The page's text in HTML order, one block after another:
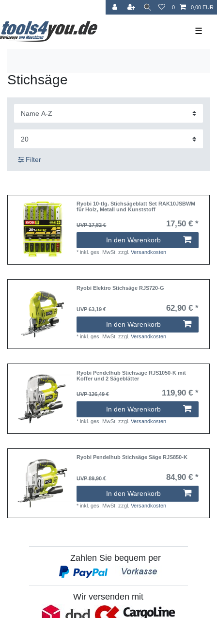
0 0,00 EUR
☰
Stichsäge
Filter
Ryobi 10-tlg. Stichsägeblatt Set RAK10JSBWM
für Holz, Metall und Kunststoff
UVP 17,82 € 17,50 € *
In den Warenkorb
*inkl. ges. MwSt. zzgl.Versandkosten
Ryobi Elektro Stichsäge RJS720-G
UVP 63,19 € 62,90 € *
In den Warenkorb
*inkl. ges. MwSt. zzgl.Versandkosten
Ryobi Pendelhub Stichsäge RJS1050-K mit
Koffer und 2 Sägeblätter
UVP 126,49 € 119,90 € *
In den Warenkorb
*inkl. ges. MwSt. zzgl.Versandkosten
Ryobi Pendelhub Stichsäge Säge RJS850-K
UVP 89,90 € 84,90 € *
In den Warenkorb
*inkl. ges. MwSt. zzgl.Versandkosten
Zahlen Sie bequem per
Wir versenden mit